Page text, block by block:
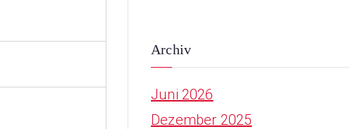
Archiv
Juni 2026
Dezember 2025